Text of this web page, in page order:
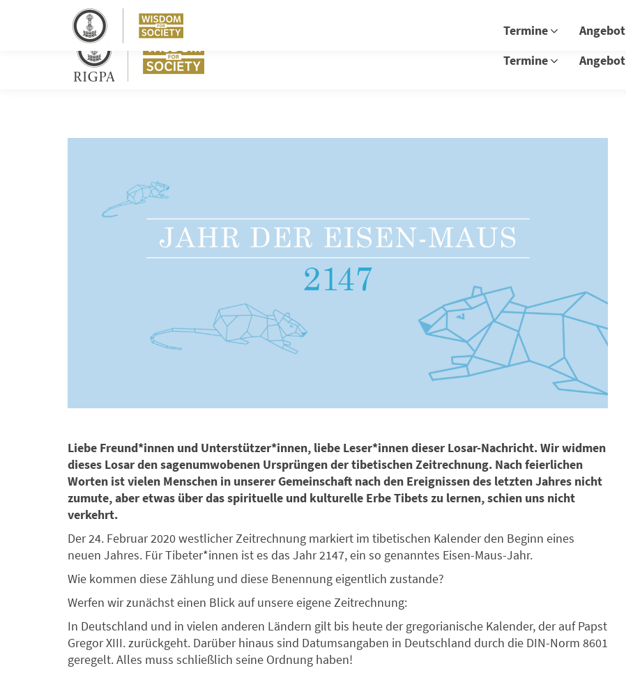
Termine Angebot
Liebe Freund*innen und Unterstützer*innen, liebe Leser*innen dieser Losar-Nachricht. Wir widmen
dieses Losar den sagenumwobenen Ursprüngen der tibetischen Zeitrechnung. Nach feierlichen
Worten ist vielen Menschen in unserer Gemeinschaft nach den Ereignissen des letzten Jahres nicht
zumute, aber etwas über das spirituelle und kulturelle Erbe Tibets zu lernen, schien uns nicht
verkehrt.
Der 24. Februar 2020 westlicher Zeitrechnung markiert im tibetischen Kalender den Beginn eines
neuen Jahres. Für Tibeter*innen ist es das Jahr 2147, ein so genanntes Eisen-Maus-Jahr.
Wie kommen diese Zählung und diese Benennung eigentlich zustande?
Werfen wir zunächst einen Blick auf unsere eigene Zeitrechnung:
In Deutschland und in vielen anderen Ländern gilt bis heute der gregorianische Kalender, der auf Papst
Gregor XIII. zurückgeht. Darüber hinaus sind Datumsangaben in Deutschland durch die DIN-Norm 8601
geregelt. Alles muss schließlich seine Ordnung haben!
Termine Angebot